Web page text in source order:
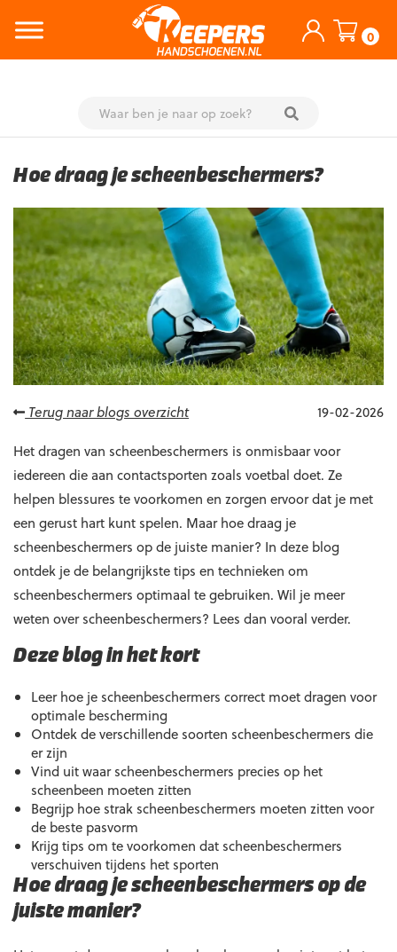
0
content
Hoe draag je scheenbeschermers?
Terug naar blogs overzicht
19-02-2026
Het dragen van scheenbeschermers is onmisbaar voor
iedereen die aan contactsporten zoals voetbal doet. Ze
helpen blessures te voorkomen en zorgen ervoor dat je met
een gerust hart kunt spelen. Maar hoe draag je
scheenbeschermers op de juiste manier? In deze blog
ontdek je de belangrijkste tips en technieken om
scheenbeschermers optimaal te gebruiken. Wil je meer
weten over scheenbeschermers? Lees dan vooral verder.
Deze blog in het kort
Leer hoe je scheenbeschermers correct moet dragen voor
optimale bescherming
Ontdek de verschillende soorten scheenbeschermers die
er zijn
Vind uit waar scheenbeschermers precies op het
scheenbeen moeten zitten
Begrijp hoe strak scheenbeschermers moeten zitten voor
de beste pasvorm
Krijg tips om te voorkomen dat scheenbeschermers
verschuiven tijdens het sporten
Hoe draag je scheenbeschermers op de
juiste manier?